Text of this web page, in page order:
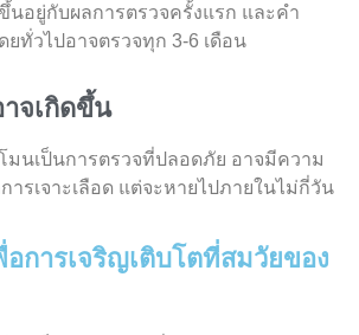
นอยู่กับผลการตรวจครั้งแรก และคำ
ทั่วไปอาจตรวจทุก 3-6 เดือน
จเกิดขึ้น
มนเป็นการตรวจที่ปลอดภัย อาจมีความ
ารเจาะเลือด แต่จะหายไปภายในไม่กี่วัน
อการเจริญเติบโตที่สมวัยของ